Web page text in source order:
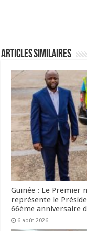
Articles Similaires
Guinée : Le Premier
représente le
66ème anniversaire
6 août 2026